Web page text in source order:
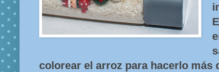
colorear el arroz para hacerlo más